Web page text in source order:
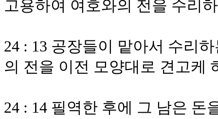
고용하여 여호와의 전을 수리
24 : 13 공장들이 맡아서 수리
의 전을 이전 모양대로 견고케
24 : 14 필역한 후에 그 남은 돈